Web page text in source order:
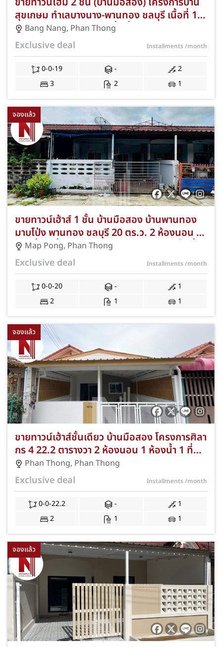
สุขเกษม ทำเลบางนาง-พานทอง ชลบุรี เนื้อที่ 19
ตร.ว. 3 ห้องนอน 2 ห้องน้ำ ที่จอดรถ 1 คัน ใกล้
นิคมอมตะซิตี้ ชลบุรี ตลาดพานทอง และทางด่วน
มอเตอร์เวย์ สาย 7 พร้อมฟรีค่าธรรมเนียมการ
โอนและค่าจดจำนอง JS-409
Bang Nang, Phan Thong
Exclusive deal Installments/month
0-0-19 -
2
3
2 1
จองแล้ว
ขายทาวน์เฮ้าส์ 1 ชั้น บ้านมือสอง บ้านพานทอง
มาบโป่ง พานทอง ชลบุรี 20 ตร.ว. 2 ห้องนอน 1
ห้องน้ำ 1 ที่จอดรถ ของแถมครบ ฟรีแอร์ ปั๊มน้ำ
ถังสำรองน้ำ และค่าโอน JS-240
Map Pong, Phan Thong
Exclusive deal Installments/month
0-0-20 -
1
2
1 1
จองแล้ว
ขายทาวน์เฮ้าส์ชั้นเดียว บ้านมือสอง โครงการศิลา
กร 4 22.2 ตารางวา 2 ห้องนอน 1 ห้องน้ำ 1 ที่
จอดรถ ทำเลพานทอง ชลบุรี ฟรีแถมครบ พร้อม
อยู่ JS-006
Phan Thong, Phan Thong
Exclusive deal Installments/month
0-0-22.2 -
1
2
1 1
จองแล้ว